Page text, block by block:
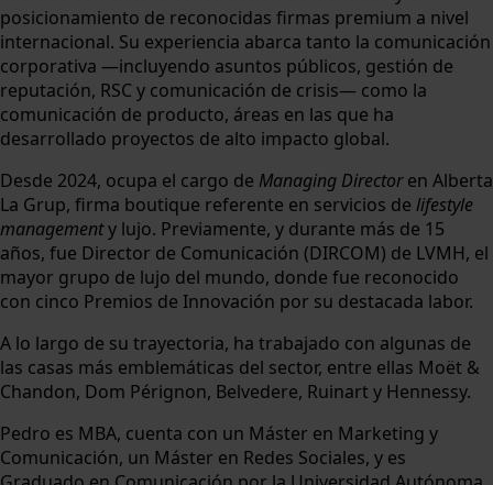
posicionamiento de reconocidas firmas premium a nivel
internacional. Su experiencia abarca tanto la comunicación
corporativa —incluyendo asuntos públicos, gestión de
reputación, RSC y comunicación de crisis— como la
comunicación de producto, áreas en las que ha
desarrollado proyectos de alto impacto global.
Desde 2024, ocupa el cargo de Managing Directoren Alberta
La Grup, firma boutique referente en servicios de lifestyle
managementy lujo. Previamente, y durante más de 15
años, fue Director de Comunicación (DIRCOM) de LVMH, el
mayor grupo de lujo del mundo, donde fue reconocido
con cinco Premios de Innovación por su destacada labor.
A lo largo de su trayectoria, ha trabajado con algunas de
las casas más emblemáticas del sector, entre ellas Moët &
Chandon, Dom Pérignon, Belvedere, Ruinart y Hennessy.
Pedro es MBA, cuenta con un Máster en Marketing y
Comunicación, un Máster en Redes Sociales, y es